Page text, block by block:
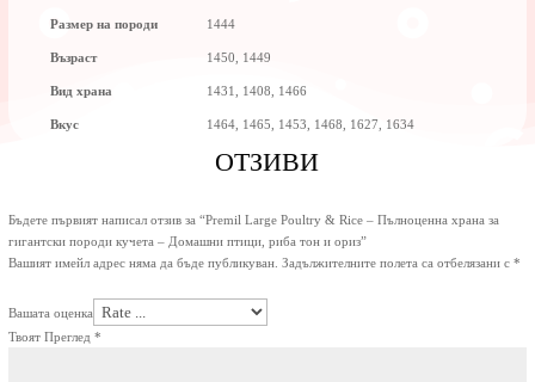
Размер на породи 1444
Възраст 1450, 1449
Вид храна 1431, 1408, 1466
Вкус 1464, 1465, 1453, 1468, 1627, 1634
ОТЗИВИ
Бъдете първият написал отзив за “Premil Large Poultry & Rice – Пълноценна храна за
гигантски породи кучета – Домашни птици, риба тон и ориз”
Вашият имейл адрес няма да бъде публикуван. Задължителните полета са отбелязани с *
Вашата оценка
Твоят Преглед *